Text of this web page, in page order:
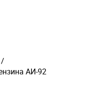
/
АИ-92